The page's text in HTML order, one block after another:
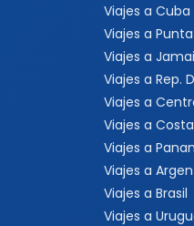
Viajes a Cuba
Viajes a
Viajes a
Viajes a Rep.
Viajes a
Viajes a
Viajes a
Viajes a
Viajes a Brasil
Viajes a